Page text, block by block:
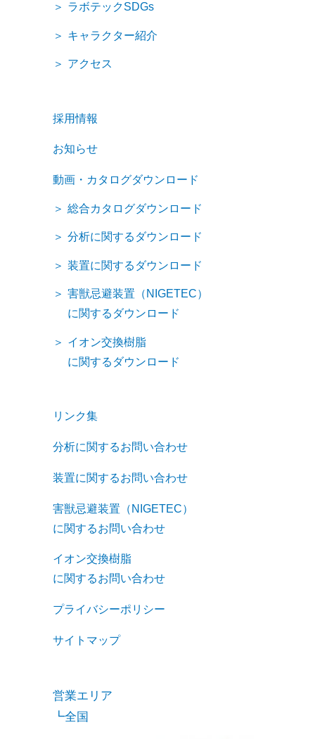
ラボテックSDGs
キャラクター紹介
アクセス
採用情報
お知らせ
動画・カタログダウンロード
総合カタログダウンロード
分析に関するダウンロード
装置に関するダウンロード
害獣忌避装置（NIGETEC）
に関するダウンロード
イオン交換樹脂
に関するダウンロード
リンク集
分析に関するお問い合わせ
装置に関するお問い合わせ
害獣忌避装置（NIGETEC）
に関するお問い合わせ
イオン交換樹脂
に関するお問い合わせ
プライバシーポリシー
サイトマップ
営業エリア
全国